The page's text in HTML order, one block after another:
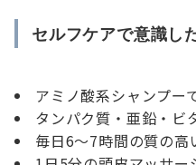
セルフケアで意識し
アミノ酸系シャンプー
タンパク質・亜鉛・ビ
毎日6〜7時間の質の高